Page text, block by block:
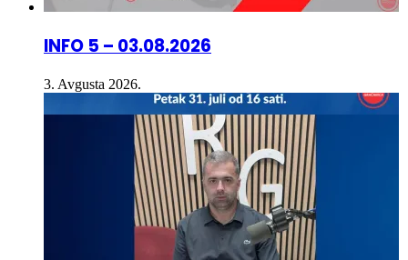
INFO 5 – 03.08.2026
3. Avgusta 2026.